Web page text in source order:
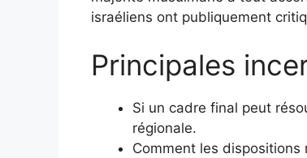
israéliens ont publiquement
Principales
Si un cadre final peut
régionale.
Comment les dispositions